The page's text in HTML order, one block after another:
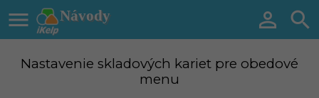
Návody
  
Nastavenie skladových kariet pre obedové
menu